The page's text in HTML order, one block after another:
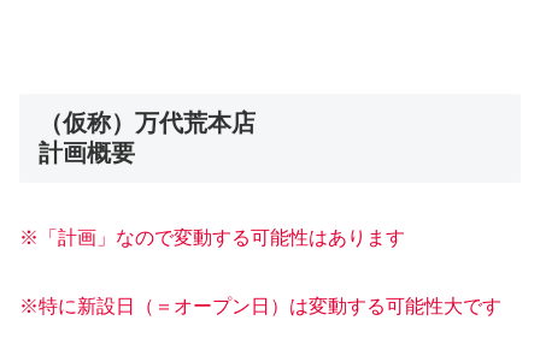
（仮称）万代荒本店
計画概要
※「計画」なので変動する可能性はあります
※特に新設日（＝オープン日）は変動する可能性大です